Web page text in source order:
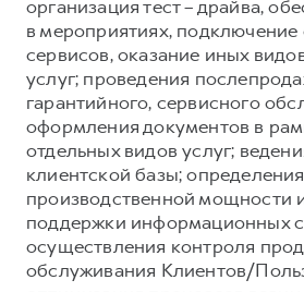
HAVAL Лизинг
АКСЕССУАРЫ HAVAL
Автомобильные аксессуары
Коллекция CITY
Коллекция Базовая
Коллекция Детская
АКСЕССУАРЫ HAVAL
Автомобильные аксессуары
Коллекция CITY
Коллекция Базовая
Коллекция Детская
организация тест – драйва,
в мероприятиях, подключение
сервисов, оказание иных
услуг; проведения
гарантийного, сервисного
оформления документов в
отдельных видов услуг;
клиентской базы;
производственной мощности
поддержки информационных
осуществления контроля
обслуживания Клиентов/